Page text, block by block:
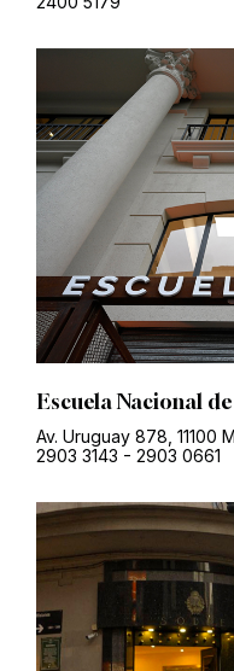
Escuela Nacional
Av. Uruguay 878, 11100
2903 3143 - 2903 0661